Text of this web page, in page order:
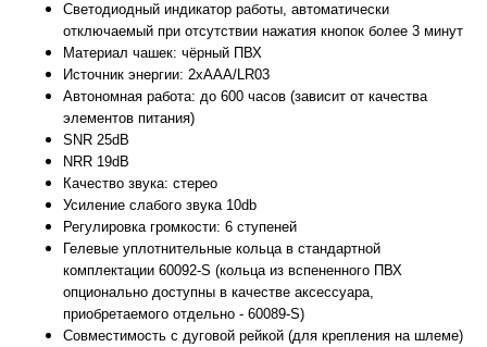
Светодиодный индикатор работы, автоматически
отключаемый при отсутствии нажатия кнопок более 3 минут
Материал чашек: чёрный ПВХ
Источник энергии: 2xAAA/LR03
Автономная работа: до 600 часов (зависит от качества
элементов питания)
SNR 25dB
NRR 19dB
Качество звука: стерео
Усиление слабого звука 10db
Регулировка громкости: 6 ступеней
Гелевые уплотнительные кольца в стандартной
комплектации 60092-S (кольца из вспененного ПВХ
опционально доступны в качестве аксессуара,
приобретаемого отдельно - 60089-S)
Совместимость с дуговой рейкой (для крепления на шлеме)